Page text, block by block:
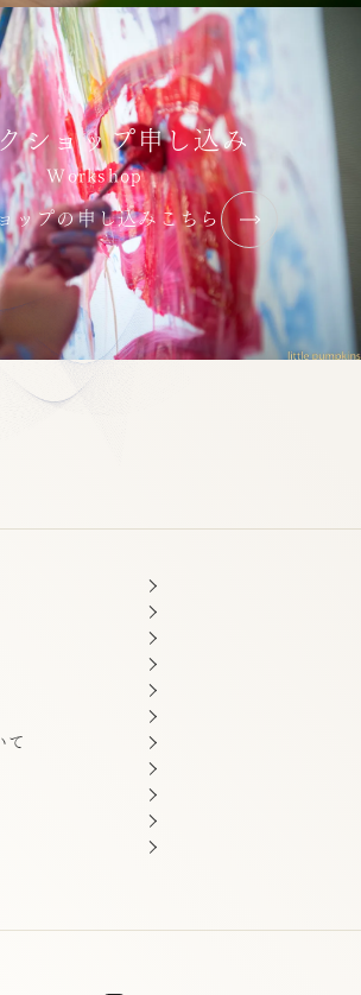
ショップ申し込み
Workshop
ップの申し込みこちら
て